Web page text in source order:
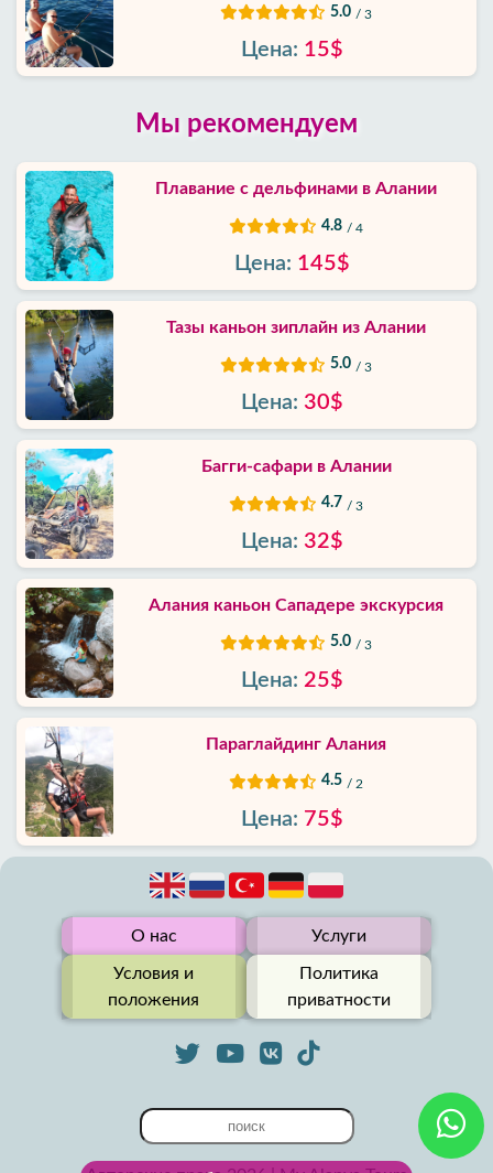
5.0 / 3
Цена: 15$
Мы рекомендуем
Плавание с дельфинами в Алании
4.8 / 4
Цена: 145$
Тазы каньон зиплайн из Алании
5.0 / 3
Цена: 30$
Багги-сафари в Алании
4.7 / 3
Цена: 32$
Алания каньон Сападере экскурсия
5.0 / 3
Цена: 25$
Параглайдинг Алания
4.5 / 2
Цена: 75$
О нас Услуги
Условия и
положения
Политика
приватности